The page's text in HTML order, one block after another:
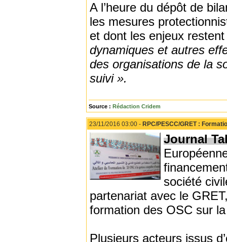
A l’heure du dépôt de
les mesures
et dont les enjeux
dynamiques et autres
des organisations de la
suivi ».
Source : Rédaction Cridem
23/11/2016 03:00 - RPC/PESCC/GRET :
Journal
société
partenariat avec le
formation des OSC sur
Plusieurs acteurs issus